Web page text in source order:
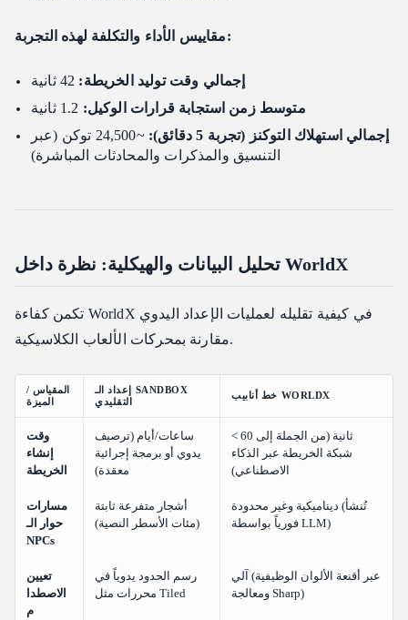
مقاييس الأداء والتكلفة لهذه التجربة:
إجمالي وقت توليد الخريطة:
متوسط زمن استجابة قرارات الوكيل:
إجمالي استهلاك التوكنز (تجربة 5 دقائق):
~24,500 توكن (عبر
التنسيق والمذكرات والمحادثات المباشرة)
تحليل البيانات والهيكلية: نظرة داخل WorldX
تكمن كفاءة WorldX في كيفية تقليله لعمليات الإعداد اليدوي
مقارنة بمحركات الألعاب الكلاسيكية.
المقياس /
الميزة
إعداد الـ SANDBOX
التقليدي
خط أنابيب WORLDX
وقت
إنشاء
الخريطة
ساعات/أيام (ترصيف
يدوي أو برمجة إجرائية
معقدة)
< 60 ثانية (من الجملة إلى
شبكة الخريطة عبر الذكاء
الاصطناعي)
مسارات
حوار الـ
NPCs
أشجار متفرعة ثابتة
(مئات الأسطر النصية)
ديناميكية وغير محدودة (تُنشأ
فورياً بواسطة LLM)
تعيين
الاصطدا
م
رسم الحدود يدوياً في
محررات مثل Tiled
آلي (عبر أقنعة الألوان الوظيفية
ومعالجة Sharp)